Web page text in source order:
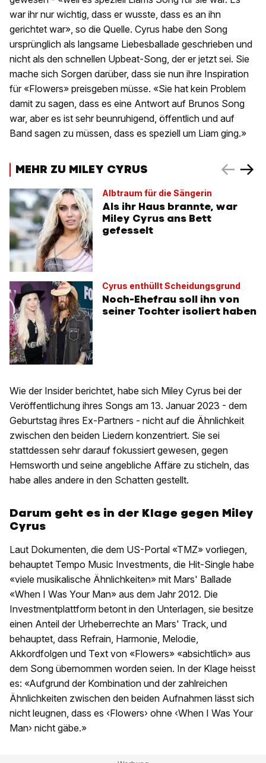
war ihr nur wichtig, dass er wusste, dass es an ihn
gerichtet war», so die Quelle. Cyrus habe den Song
ursprünglich als langsame Liebesballade geschrieben und
nicht als den schnellen Upbeat-Song, der er jetzt sei. Sie
mache sich Sorgen darüber, dass sie nun ihre Inspiration
für «Flowers» preisgeben müsse. «Sie hat kein Problem
damit zu sagen, dass es eine Antwort auf Brunos Song
war, aber es ist sehr beunruhigend, öffentlich und auf
Band sagen zu müssen, dass es speziell um Liam ging.»
MEHR ZU MILEY CYRUS
Albtraum für die Sängerin
Als ihr Haus brannte, war
Miley Cyrus ans Bett
gefesselt
Cyrus enthüllt Scheidungsgrund
Noch-Ehefrau soll ihn von
seiner Tochter isoliert haben
Wie der Insider berichtet, habe sich Miley Cyrus bei der
Veröffentlichung ihres Songs am 13. Januar 2023 - dem
Geburtstag ihres Ex-Partners - nicht auf die Ähnlichkeit
zwischen den beiden Liedern konzentriert. Sie sei
stattdessen sehr darauf fokussiert gewesen, gegen
Hemsworth und seine angebliche Affäre zu sticheln, das
habe alles andere in den Schatten gestellt.
Darum geht es in der Klage gegen Miley
Cyrus
Laut Dokumenten, die dem US-Portal «TMZ» vorliegen,
behauptet Tempo Music Investments, die Hit-Single habe
«viele musikalische Ähnlichkeiten» mit Mars' Ballade
«When I Was Your Man» aus dem Jahr 2012. Die
Investmentplattform betont in den Unterlagen, sie besitze
einen Anteil der Urheberrechte an Mars' Track, und
behauptet, dass Refrain, Harmonie, Melodie,
Akkordfolgen und Text von «Flowers» «absichtlich» aus
dem Song übernommen worden seien. In der Klage heisst
es: «Aufgrund der Kombination und der zahlreichen
Ähnlichkeiten zwischen den beiden Aufnahmen lässt sich
nicht leugnen, dass es ‹Flowers› ohne ‹When I Was Your
Man› nicht gäbe.»